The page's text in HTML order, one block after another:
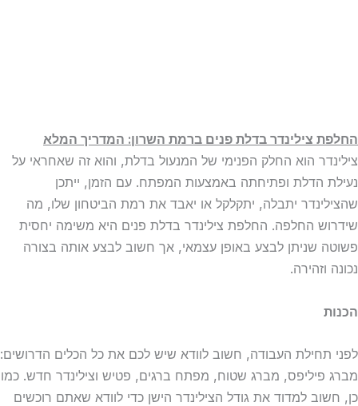
החלפת צילינדר בדלת פנים ברמת השרון: המדריך המלא
צילינדר הוא החלק הפנימי של המנעול בדלת, והוא זה שאחראי על
נעילת הדלת ופתיחתה באמצעות המפתח. עם הזמן, ייתכן
שהצילינדר יתבלה, יתקלקל או יאבד את רמת הביטחון שלו, מה
שידרוש החלפה. החלפת צילינדר בדלת פנים היא משימה יחסית
פשוטה שניתן לבצע באופן עצמאי, אך חשוב לבצע אותה בצורה
נכונה וזהירה.
הכנות
לפני תחילת העבודה, חשוב לוודא שיש לכם את כל הכלים הדרושים:
מברג פיליפס, מברג שטוח, מפתח ברגים, פטיש וצילינדר חדש. כמו
כן, חשוב למדוד את גודל הצילינדר הישן כדי לוודא שאתם רוכשים